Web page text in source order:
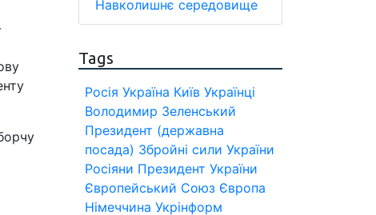
Навколишнє середовище
Tags
Росія Україна Київ Українці
Володимир Зеленський
Президент (державна
посада) Збройні сили України
Росіяни Президент України
Європейський Союз Європа
Німеччина Укрінформ